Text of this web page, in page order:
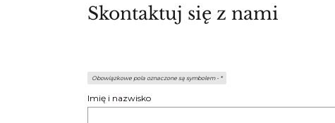
Skontaktuj się z nami
Obowiązkowe pola oznaczone są symbolem - *
Imię i nazwisko